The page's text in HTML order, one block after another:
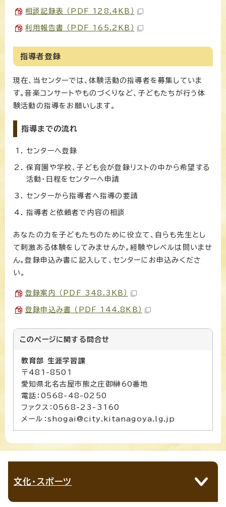
相談記録表 （PDF 128.4KB）
利用報告書 （PDF 165.2KB）
指導者登録
現在、当センターでは、体験活動の指導者を募集していま
す。音楽コンサートやものづくりなど、子どもたちが行う体
験活動の指導をお願いします。
指導までの流れ
センターへ登録
保育園や学校、子ども会が登録リストの中から希望する
活動・日程をセンターへ申請
センターから指導者へ指導の要請
指導者と依頼者で内容の相談
あなたの力を子どもたちのために役立て、自らも先生とし
て刺激ある体験をしてみませんか。経験やレベルは問いませ
ん。登録申込み書に記入して、センターにお申込みくださ
い。
登録案内 （PDF 348.3KB）
登録申込み書 （PDF 144.8KB）
このページに関する 問合せ
教育部 生涯学習課
〒481-8501
愛知県北名古屋市熊之庄御榊60番地
電話：0568-48-0250
ファクス：0568-23-3160
メール：shogai@city.kitanagoya.lg.jp
文化・スポーツ